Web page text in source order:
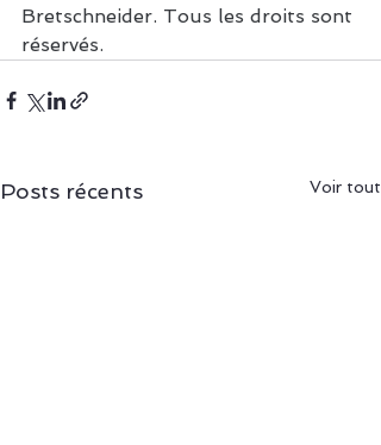
Bretschneider. Tous les droits sont
réservés.
Posts récents Voir tout